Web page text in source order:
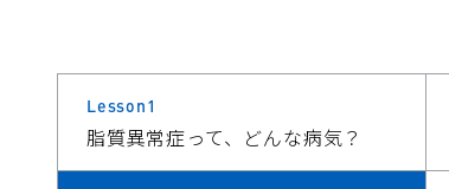
Lesson1
脂質異常症って、どんな病気？